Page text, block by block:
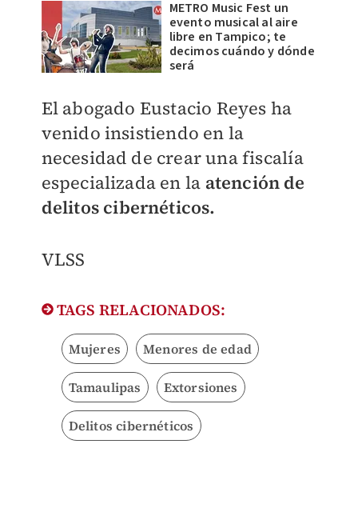
METRO Music Fest un
evento musical al aire
libre en Tampico; te
decimos cuándo y dónde
será
El abogado Eustacio Reyes ha
venido insistiendo en la
necesidad de crear una fiscalía
especializada en la atención de
delitos cibernéticos.
VLSS
TAGS RELACIONADOS:
Mujeres Menores de edad
Tamaulipas Extorsiones
Delitos cibernéticos